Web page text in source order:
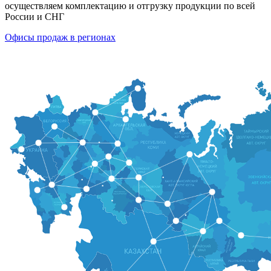
осуществляем комплектацию и отгрузку продукции по всей
России и СНГ
Офисы продаж в регионах